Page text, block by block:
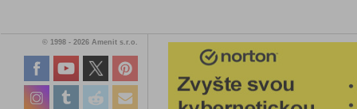
© 1998 - 2026 Amenit s.r.o.